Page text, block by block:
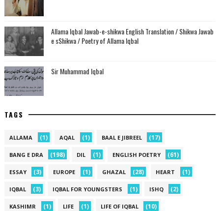
Allama Iqbal Jawab-e-shikwa English Translation / Shikwa Jawab
e sShikwa / Poetry of Allama Iqbal
Sir Muhammad Iqbal
TAGS
ALLAMA (1) AQAL (1) BAAL E JIBREEL (17)
BANG E DRA (198) DIL (1) ENGLISH POETRY (61)
ESSAY (3) EUROPE (1) GHAZAL (28) HEART (1)
IQBAL (3) IQBAL FOR YOUNGSTERS (1) ISHQ (2)
KASHIMR (1) LIFE (1) LIFE OF IQBAL (10)